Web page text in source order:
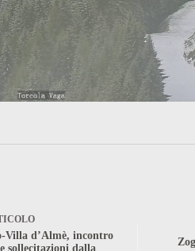
Villa d’Almè, incontro
sollecitazioni dalla